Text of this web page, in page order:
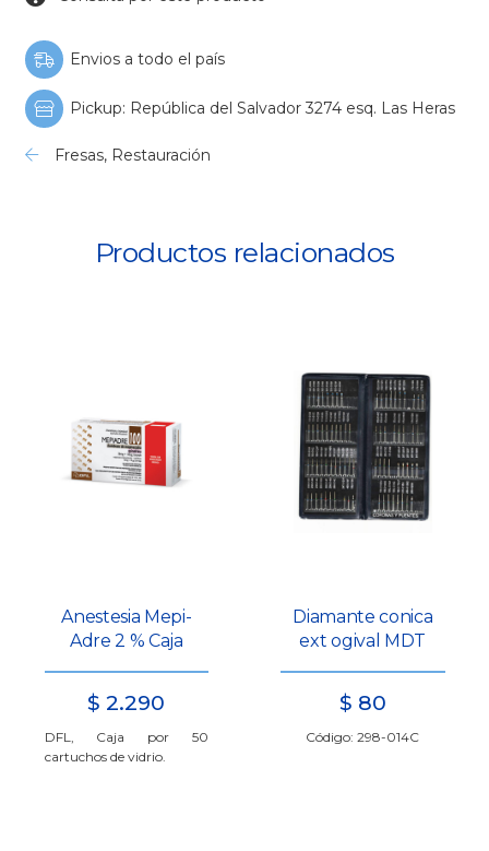
Envios a todo el país
Pickup: República del Salvador 3274 esq. Las Heras
Fresas, Restauración
Productos relacionados
Anestesia Mepi-
Adre 2 % Caja
$2.290
DFL, Caja por 50
cartuchos de vidrio.
Diamante conica
ext ogival MDT
$ 80
Código: 298-014C